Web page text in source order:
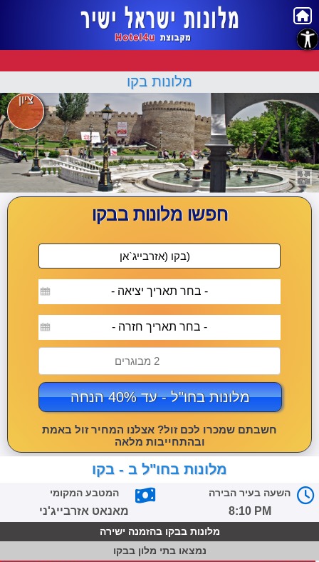
מלונות בקו
ציון
חפשו מלונות בבקו
- בחר תאריך יציאה -
- בחר תאריך חזרה -
2 מבוגרים
מלונות בחו"ל - עד 40% הנחה
חשבתם שמכרו לכם זול? אצלנו המחיר זול באמת
ובהתחייבות מלאה
מלונות בחו"ל ב - בקו
המטבע המקומי
מאנאט אזרבייג'ני
השעה בעיר הבירה
8:10 PM
מלונות בבקו בהזמנה ישירה
נמצאובתי מלון בבקו
נגישות